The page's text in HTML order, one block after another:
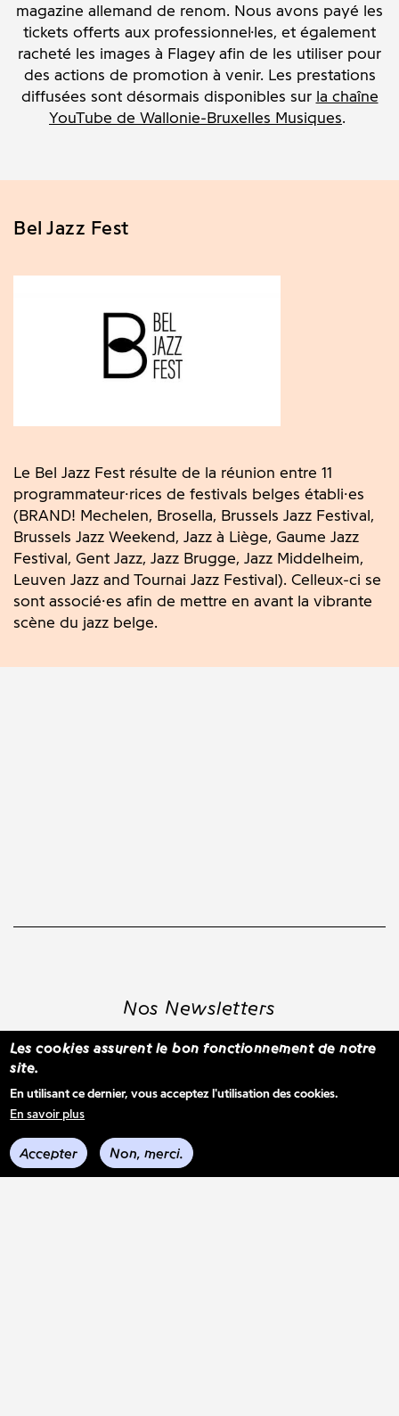
magazine allemand de renom. Nous avons payé les
tickets offerts aux professionnel·les, et également
racheté les images à Flagey afin de les utiliser pour
des actions de promotion à venir. Les prestations
diffusées sont désormais disponibles sur la chaîne
YouTube de Wallonie-Bruxelles Musiques.
Bel Jazz Fest
Le Bel Jazz Fest résulte de la réunion entre 11
programmateur·rices de festivals belges établi·es
(BRAND! Mechelen, Brosella, Brussels Jazz Festival,
Brussels Jazz Weekend, Jazz à Liège, Gaume Jazz
Festival, Gent Jazz, Jazz Brugge, Jazz Middelheim,
Leuven Jazz and Tournai Jazz Festival). Celleux-ci se
sont associé·es afin de mettre en avant la vibrante
scène du jazz belge.
Nos Newsletters
Voir les derniers envois
Les cookies assurent le bon fonctionnement de notre
site.
En utilisant ce dernier, vous acceptez l'utilisation des cookies.
En savoir plus
Accepter Non, merci.